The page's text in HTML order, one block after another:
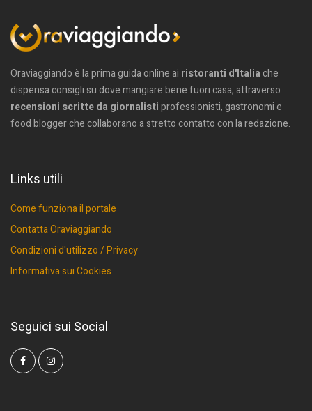
Oraviaggiando è la prima guida online ai ristoranti d'Italiache
dispensa consigli su dove mangiare bene fuori casa, attraverso
recensioni scritte da giornalistiprofessionisti, gastronomi e
food blogger che collaborano a stretto contatto con la redazione.
Links utili
Come funziona il portale
Contatta Oraviaggiando
Condizioni d'utilizzo / Privacy
Informativa sui Cookies
Seguici sui Social